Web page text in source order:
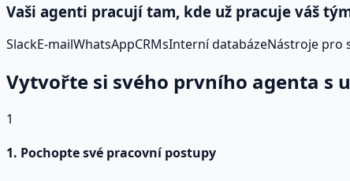
Vaši agenti pracují tam, kde už pracuje váš
SlackE-mailWhatsAppCRMsInterní databázeNástroje pro
Vytvořte si svého prvního agenta s
1
1. Pochopte své pracovní postupy